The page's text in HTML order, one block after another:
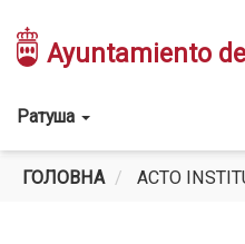
до
основного
Ayuntamiento
Main
navigation
Ратуша
ГОЛОВНА ACTO